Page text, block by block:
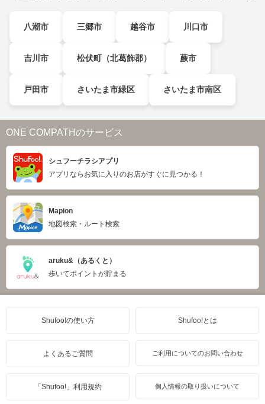
八潮市 三郷市 越谷市 川口市
吉川市 松伏町（北葛飾郡） 蕨市
戸田市 さいたま市緑区 さいたま市南区
ONE COMPATHのサービス
シュフーチラシアプリ
アプリならお気に入りのお店がすぐに見つかる！
Mapion
地図検索・ルート検索
aruku&（あるくと）
歩いてポイントが貯まる
Shufoo!の使い方 Shufoo!とは
よくあるご質問 ご利用についてのお問い合わせ
「Shufoo!」利用規約 個人情報の取り扱いについて